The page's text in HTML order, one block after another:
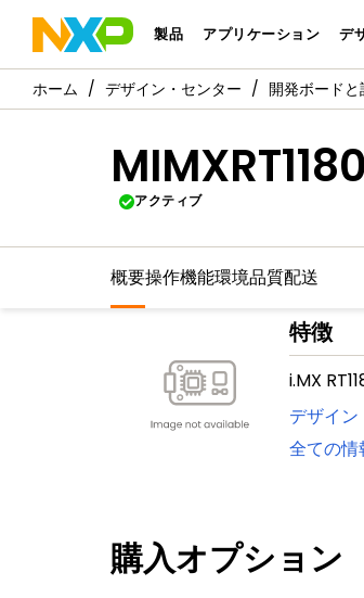
製品 アプリケーション デ
デザイン・センター 開発ボードと
アクティブ
概要操作機能環境品質配送
特徴
i.MX
デザイン
全ての情
購入オプション